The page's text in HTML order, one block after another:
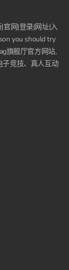
官网|登录|网址|入
you should try
旗舰厅官方网站,
子竞技、真人互动